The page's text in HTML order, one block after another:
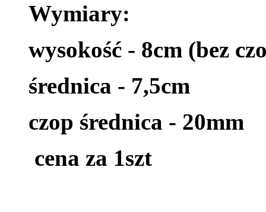
Wymiary:
wysokość - 8cm (bez
średnica - 7,5cm
czop średnica - 20mm
cena za 1szt